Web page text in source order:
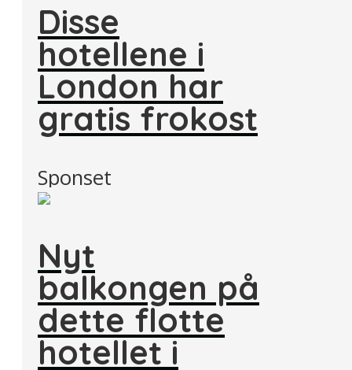
Disse
hotellene i
London har
gratis frokost
Sponset
Nyt
balkongen på
dette flotte
hotellet i